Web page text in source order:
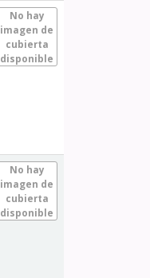
No hay
imagen de
cubierta
disponible
No hay
imagen de
cubierta
disponible